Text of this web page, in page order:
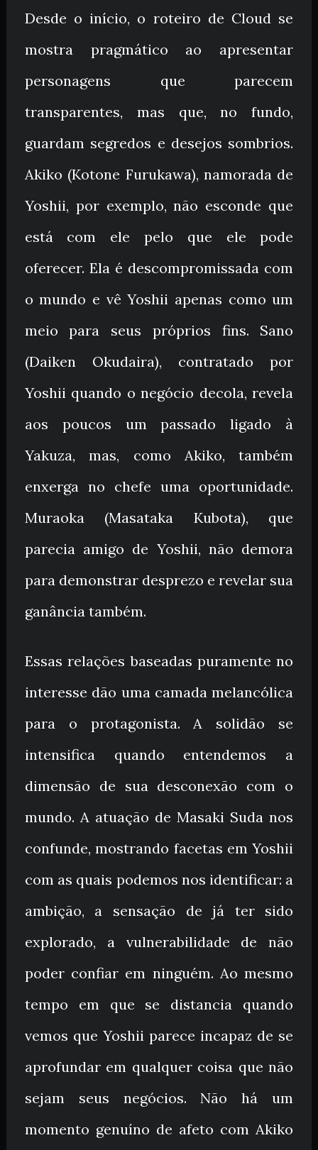
Desde o início, o roteiro de Cloud se
mostra pragmático ao apresentar
personagens que parecem
transparentes, mas que, no fundo,
guardam segredos e desejos sombrios.
Akiko (Kotone Furukawa), namorada de
Yoshii, por exemplo, não esconde que
está com ele pelo que ele pode
oferecer. Ela é descompromissada com
o mundo e vê Yoshii apenas como um
meio para seus próprios fins. Sano
(Daiken Okudaira), contratado por
Yoshii quando o negócio decola, revela
aos poucos um passado ligado à
Yakuza, mas, como Akiko, também
enxerga no chefe uma oportunidade.
Muraoka (Masataka Kubota), que
parecia amigo de Yoshii, não demora
para demonstrar desprezo e revelar sua
ganância também.
Essas relações baseadas puramente no
interesse dão uma camada melancólica
para o protagonista. A solidão se
intensifica quando entendemos a
dimensão de sua desconexão com o
mundo. A atuação de Masaki Suda nos
confunde, mostrando facetas em Yoshii
com as quais podemos nos identificar: a
ambição, a sensação de já ter sido
explorado, a vulnerabilidade de não
poder confiar em ninguém. Ao mesmo
tempo em que se distancia quando
vemos que Yoshii parece incapaz de se
aprofundar em qualquer coisa que não
sejam seus negócios. Não há um
momento genuíno de afeto com Akiko